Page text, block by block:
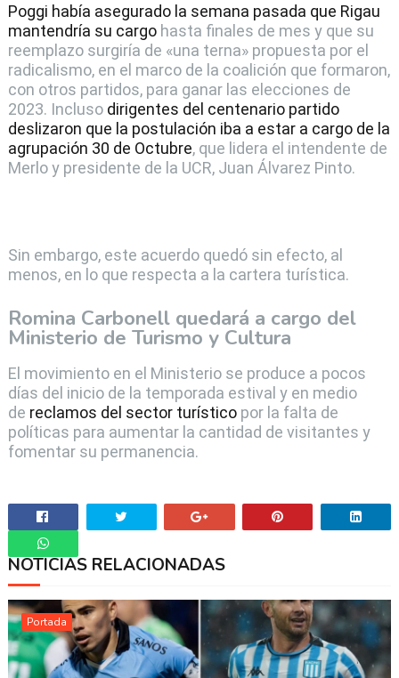
Poggi había asegurado la semana pasada que Rigau
mantendría su cargo hasta finales de mes y que su
reemplazo surgiría de «una terna» propuesta por el
radicalismo, en el marco de la coalición que formaron,
con otros partidos, para ganar las elecciones de
2023. Incluso dirigentes del centenario partido
deslizaron que la postulación iba a estar a cargo de la
agrupación 30 de Octubre, que lidera el intendente de
Merlo y presidente de la UCR, Juan Álvarez Pinto.
Sin embargo, este acuerdo quedó sin efecto, al
menos, en lo que respecta a la cartera turística.
Romina Carbonell quedará a cargo del
Ministerio de Turismo y Cultura
El movimiento en el Ministerio se produce a pocos
días del inicio de la temporada estival y en medio
de reclamos del sector turísticopor la falta de
políticas para aumentar la cantidad de visitantes y
fomentar su permanencia.
Whatsapp
NOTICIAS RELACIONADAS
Portada